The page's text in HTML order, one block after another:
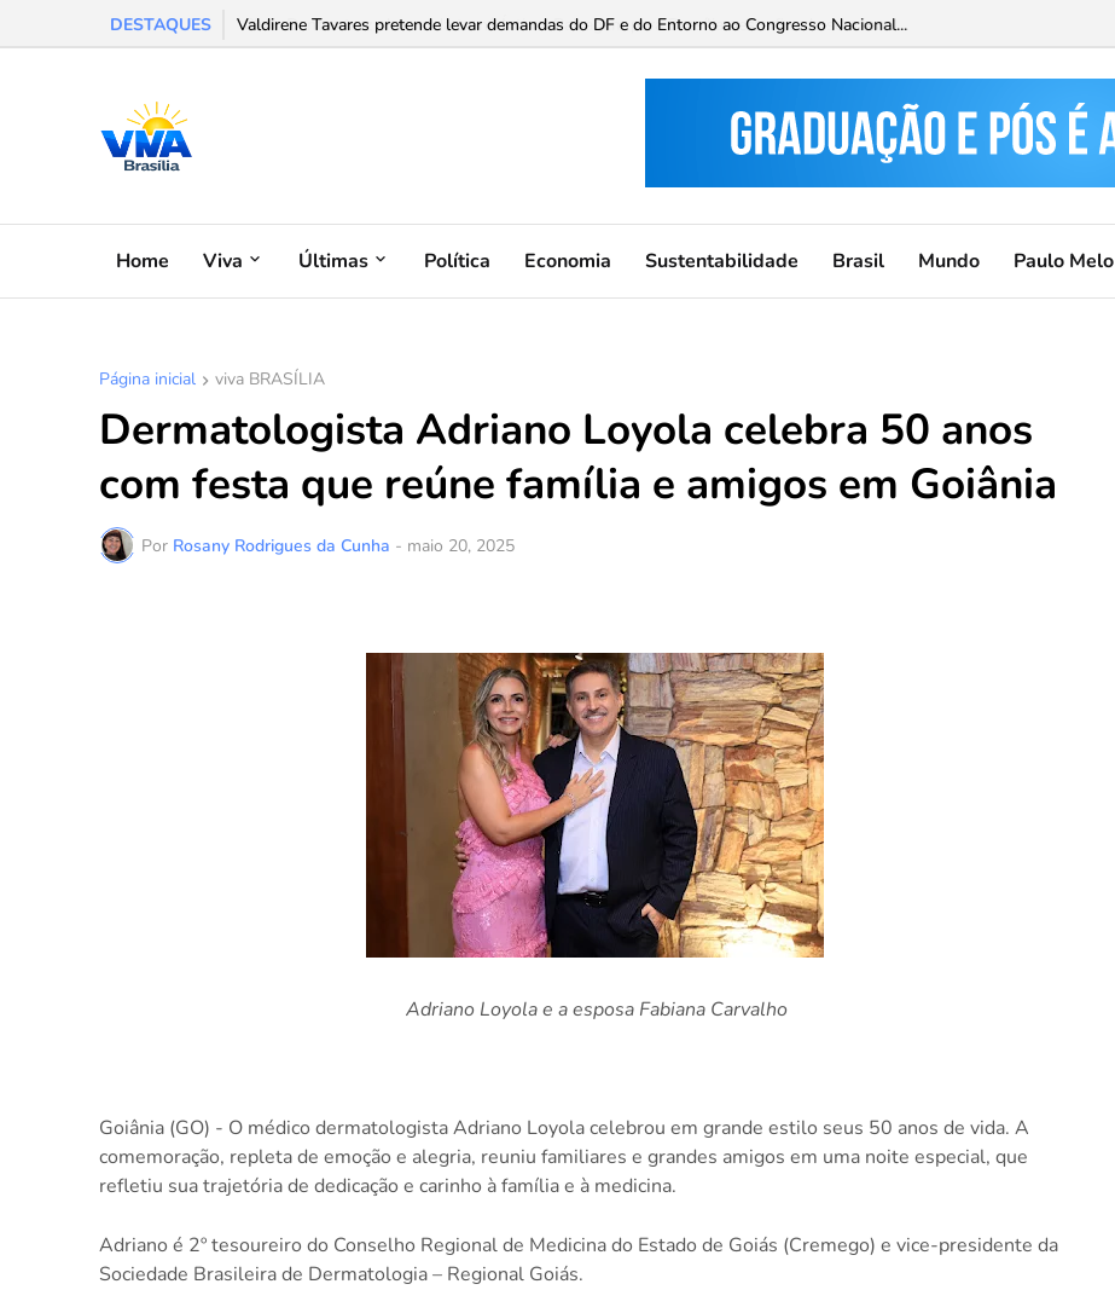
DESTAQUES Chris Dantas traz shows da turnê Íntima Paisagem para Brasília neste fim de semana...
Home Viva Últimas Política Economia Sustentabilidade Brasil Mundo Paulo Melo
Página inicial viva BRASÍLIA
Dermatologista Adriano Loyola celebra 50 anos
com festa que reúne família e amigos em Goiânia
Por Rosany Rodrigues da Cunha - maio 20, 2025
Adriano Loyola e a esposa Fabiana Carvalho
Goiânia (GO) - O médico dermatologista Adriano Loyola celebrou em grande estilo seus 50 anos de vida. A
comemoração, repleta de emoção e alegria, reuniu familiares e grandes amigos em uma noite especial, que
refletiu sua trajetória de dedicação e carinho à família e à medicina.
Adriano é 2º tesoureiro do Conselho Regional de Medicina do Estado de Goiás (Cremego) e vice-presidente da
Sociedade Brasileira de Dermatologia – Regional Goiás.